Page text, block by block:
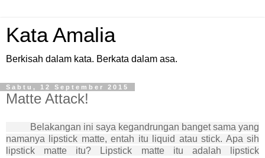
Kata Amalia
Berkisah dalam kata. Berkata dalam asa.
Sabtu, 12 September 2015
Matte Attack!
Belakangan ini saya kegandrungan banget sama yang
namanya lipstick matte, entah itu liquid atau stick. Apa sih
lipstick matte itu? Lipstick matte itu adalah lipstick